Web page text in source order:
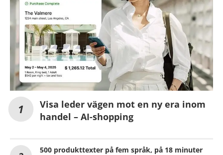
Visa leder vägen mot en ny era inom
handel – AI-shopping
500 produkttexter på fem språk, på 18 minuter